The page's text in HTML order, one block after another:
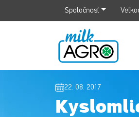
Spoločnosť
22. 08. 2017